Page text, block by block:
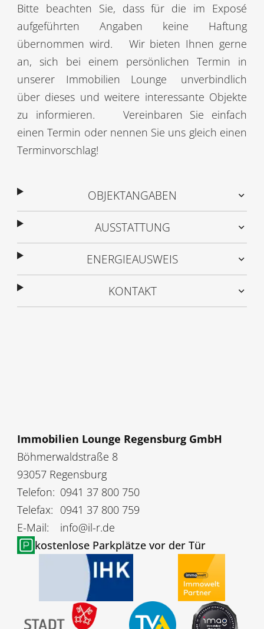
Bitte beachten Sie, dass für die im Exposé
aufgeführten Angaben keine Haftung
übernommen wird.
Wir bieten Ihnen gerne
an, sich bei einem persönlichen Termin in
unserer Immobilien Lounge
unverbindlich
über dieses und weitere interessante Objekte
zu informieren.
Vereinbaren Sie einfach
einen Termin oder nennen Sie uns gleich einen
Terminvorschlag!
OBJEKTANGABEN
AUSSTATTUNG
ENERGIEAUSWEIS
KONTAKT
Immobilien Lounge Regensburg GmbH
Böhmerwaldstraße 8
93057 Regensburg
Telefon: 0941 37 800 750
Telefax: 0941 37 800 759
E-Mail:
info@il-r.de
kostenlose Parkplätze vor der Tür